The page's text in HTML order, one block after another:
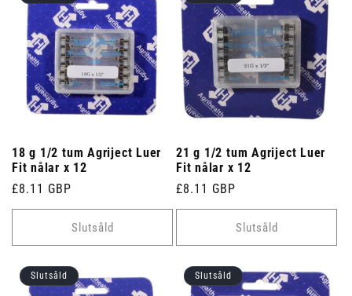
18 g 1/2 tum Agriject Luer
Fit nålar x 12
Ordinarie
pris
£8.11 GBP
Slutsåld
21 g 1/2 tum Agriject Luer
Fit nålar x 12
Ordinarie
pris
£8.11 GBP
Slutsåld
Slutsåld Slutsåld